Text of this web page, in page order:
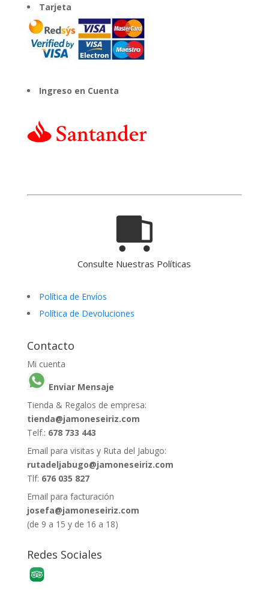
Tarjeta
Ingreso en Cuenta
Consulte Nuestras Políticas
Política de Envíos
Política de Devoluciones
Contacto
Mi cuenta
Enviar Mensaje
Tienda & Regalos de empresa:
tienda@jamoneseiriz.com
Telf.: 678 733 443
Email para visitas y Ruta del Jabugo:
rutadeljabugo@jamoneseiriz.com
Tlf: 676 035 827
Email para facturación
josefa@jamoneseiriz.com
(de 9 a 15 y de 16 a 18)
Redes Sociales